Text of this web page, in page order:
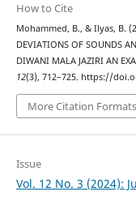
How to Cite
Mohammed, B., & Ilyas, B.
DEVIATIONS OF SOUNDS
DIWANI MALA JAZIRI AN
12(3), 712–725. https://
More Citation Formats
Issue
Vol. 12 No. 3 (2024):